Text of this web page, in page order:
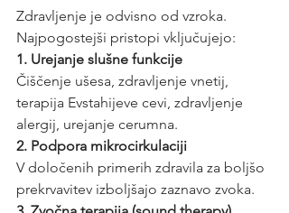
Zdravljenje je odvisno od vzroka.
Najpogostejši pristopi vključujejo:
1. Urejanje slušne funkcije
Čiščenje ušesa, zdravljenje vnetij,
terapija Evstahijeve cevi, zdravljenje
alergij, urejanje cerumna.
2. Podpora mikrocirkulaciji
V določenih primerih zdravila za boljšo
prekrvavitev izboljšajo zaznavo zvoka.